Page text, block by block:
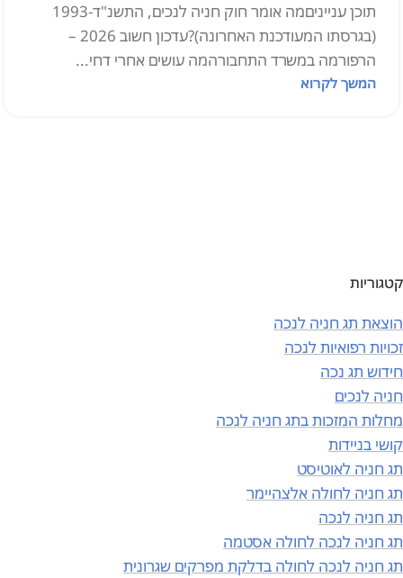
תוכן ענייניםמה אומר חוק חניה לנכים, התשנ"ד-1993
(בגרסתו המעודכנת האחרונה)?עדכון חשוב 2026 –
הרפורמה במשרד התחבורהמה עושים אחרי דחי...
המשך לקרוא
קטגוריות
הוצאת תג חניה לנכה
זכויות רפואיות לנכה
חידוש תג נכה
חניה לנכים
מחלות המזכות בתג חניה לנכה
קושי בניידות
תג חניה לאוטיסט
תג חניה לחולה אלצהיימר
תג חניה לנכה
תג חניה לנכה לחולה אסטמה
תג חניה לנכה לחולה בדלקת מפרקים שגרונית